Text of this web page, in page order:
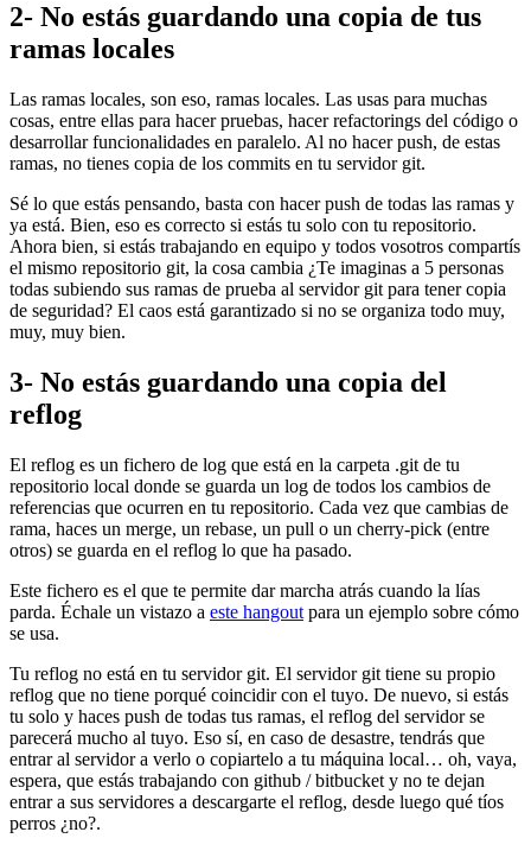
2- No estás guardando una copia de tus
ramas locales
Las ramas locales, son eso, ramas locales. Las usas para muchas
cosas, entre ellas para hacer pruebas, hacer refactorings del código o
desarrollar funcionalidades en paralelo. Al no hacer push, de estas
ramas, no tienes copia de los commits en tu servidor git.
Sé lo que estás pensando, basta con hacer push de todas las ramas y
ya está. Bien, eso es correcto si estás tu solo con tu repositorio.
Ahora bien, si estás trabajando en equipo y todos vosotros compartís
el mismo repositorio git, la cosa cambia ¿Te imaginas a 5 personas
todas subiendo sus ramas de prueba al servidor git para tener copia
de seguridad? El caos está garantizado si no se organiza todo muy,
muy, muy bien.
3- No estás guardando una copia del
reflog
El reflog es un fichero de log que está en la carpeta .git de tu
repositorio local donde se guarda un log de todos los cambios de
referencias que ocurren en tu repositorio. Cada vez que cambias de
rama, haces un merge, un rebase, un pull o un cherry-pick (entre
otros) se guarda en el reflog lo que ha pasado.
Este fichero es el que te permite dar marcha atrás cuando la lías
parda. Échale un vistazo a este hangout para un ejemplo sobre cómo
se usa.
Tu reflog no está en tu servidor git. El servidor git tiene su propio
reflog que no tiene porqué coincidir con el tuyo. De nuevo, si estás
tu solo y haces push de todas tus ramas, el reflog del servidor se
parecerá mucho al tuyo. Eso sí, en caso de desastre, tendrás que
entrar al servidor a verlo o copiartelo a tu máquina local… oh, vaya,
espera, que estás trabajando con github / bitbucket y no te dejan
entrar a sus servidores a descargarte el reflog, desde luego qué tíos
perros ¿no?.